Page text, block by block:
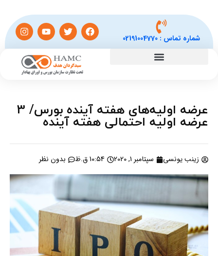
شماره تماس :02191004770
عرضه اولیه‌های هفته آینده بورس/ 3
عرضه اولیه احتمالی هفته آینده
زینب یونسی سپتامبر 1, 2020 10:54 ق.ظ بدون نظر